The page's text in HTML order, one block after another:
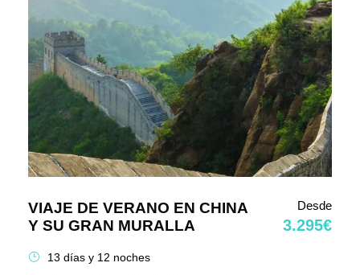
VIAJE DE VERANO EN CHINA
Y SU GRAN MURALLA
Desde
3.295€
13 días y 12 noches